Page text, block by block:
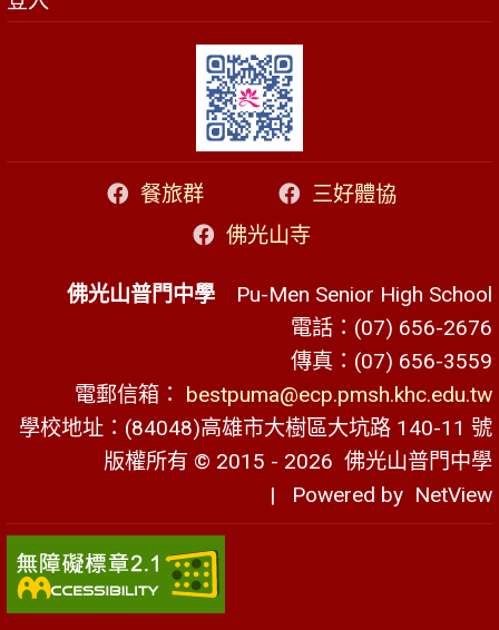
餐旅群
三好體協
佛光山寺
佛光山普門中學 Pu-Men Senior High School
電話：(07) 656-2676
傳真：(07) 656-3559
電郵信箱： bestpuma@ecp.pmsh.khc.edu.tw
學校地址：(84048)高雄市大樹區大坑路 140-11 號
版權所有 © 2015 - 2026 佛光山普門中學
| Powered by NetView